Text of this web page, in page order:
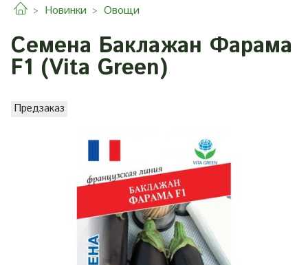
Новинки Овощи
Семена Баклажан Фарама
F1 (Vita Green)
Предзаказ